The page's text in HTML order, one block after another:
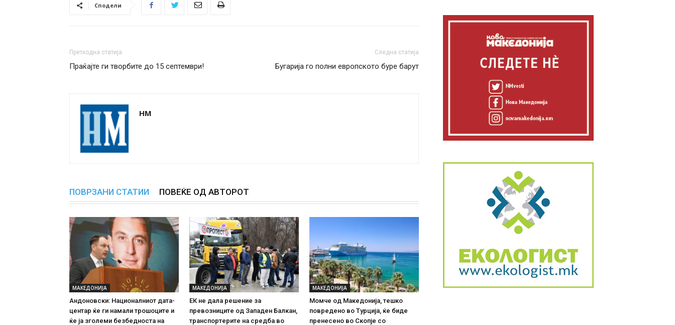
Сподели
Претходна статија
Праќајте ги творбите до 15 септември!
Следна статија
Бугарија го полни европското буре барут
НМ
ПОВРЗАНИ СТАТИИ ПОВЕЌЕ ОД АВТОРОТ
МАКЕДОНИЈА
Андоновски: Националниот дата-
центар ќе ги намали трошоците и
ќе ја зголеми безбедноста на
МАКЕДОНИЈА
ЕК не дала решение за
превозниците од Западен Балкан,
транспортерите на средба во
МАКЕДОНИЈА
Момче од Македонија, тешко
повредено во Турција, ќе биде
пренесено во Скопје со